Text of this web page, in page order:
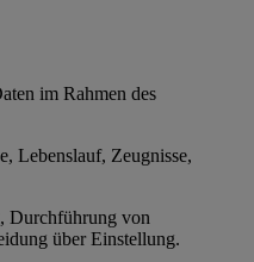
im Rahmen des
Lebenslauf, Zeugnisse,
Durchführung von
über Einstellung.